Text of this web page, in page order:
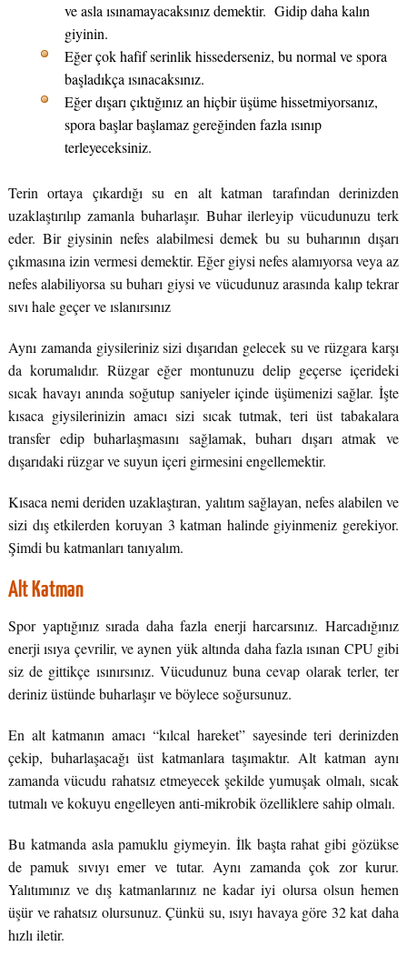
ve asla ısınamayacaksınız demektir. Gidip daha kalın
giyinin.
Eğer çok hafif serinlik hissederseniz, bu normal ve spora
başladıkça ısınacaksınız.
Eğer dışarı çıktığınız an hiçbir üşüme hissetmiyorsanız,
spora başlar başlamaz gereğinden fazla ısınıp
terleyeceksiniz.
Terin ortaya çıkardığı su en alt katman tarafından derinizden
uzaklaştırılıp zamanla buharlaşır. Buhar ilerleyip vücudunuzu terk
eder. Bir giysinin nefes alabilmesi demek bu su buharının dışarı
çıkmasına izin vermesi demektir. Eğer giysi nefes alamıyorsa veya az
nefes alabiliyorsa su buharı giysi ve vücudunuz arasında kalıp tekrar
sıvı hale geçer ve ıslanırsınız
Aynı zamanda giysileriniz sizi dışarıdan gelecek su ve rüzgara karşı
da korumalıdır. Rüzgar eğer montunuzu delip geçerse içerideki
sıcak havayı anında soğutup saniyeler içinde üşümenizi sağlar. İşte
kısaca giysilerinizin amacı sizi sıcak tutmak, teri üst tabakalara
transfer edip buharlaşmasını sağlamak, buharı dışarı atmak ve
dışarıdaki rüzgar ve suyun içeri girmesini engellemektir.
Kısaca nemi deriden uzaklaştıran, yalıtım sağlayan, nefes alabilen ve
sizi dış etkilerden koruyan 3 katman halinde giyinmeniz gerekiyor.
Şimdi bu katmanları tanıyalım.
Alt Katman
Spor yaptığınız sırada daha fazla enerji harcarsınız. Harcadığınız
enerji ısıya çevrilir, ve aynen yük altında daha fazla ısınan CPU gibi
siz de gittikçe ısınırsınız. Vücudunuz buna cevap olarak terler, ter
deriniz üstünde buharlaşır ve böylece soğursunuz.
En alt katmanın amacı “kılcal hareket” sayesinde teri derinizden
çekip, buharlaşacağı üst katmanlara taşımaktır. Alt katman aynı
zamanda vücudu rahatsız etmeyecek şekilde yumuşak olmalı, sıcak
tutmalı ve kokuyu engelleyen anti-mikrobik özelliklere sahip olmalı.
Bu katmanda asla pamuklu giymeyin. İlk başta rahat gibi gözükse
de pamuk sıvıyı emer ve tutar. Aynı zamanda çok zor kurur.
Yalıtımınız ve dış katmanlarınız ne kadar iyi olursa olsun hemen
üşür ve rahatsız olursunuz. Çünkü su, ısıyı havaya göre 32 kat daha
hızlı iletir.